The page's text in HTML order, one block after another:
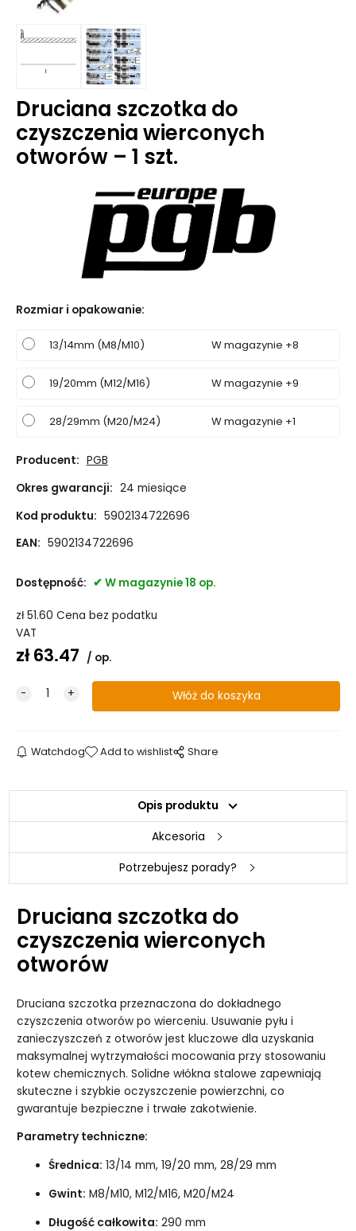
Druciana szczotka do
czyszczenia wierconych
otworów – 1 szt.
Rozmiar i opakowanie:
13/14mm (M8/M10) W magazynie +8
19/20mm (M12/M16) W magazynie +9
28/29mm (M20/M24) W magazynie +1
Producent: PGB
Okres gwarancji: 24 miesiące
Kod produktu: 5902134722696
EAN: 5902134722696
Dostępność: W magazynie 18 op.
zł51.60 Cena bez podatku
VAT
zł63.47 op.
Watchdog Add to wishlist Share
Opis produktu
Akcesoria
Potrzebujesz porady?
Druciana szczotka do
czyszczenia wierconych
otworów
Druciana szczotka przeznaczona do dokładnego
czyszczenia otworów po wierceniu. Usuwanie pyłu i
zanieczyszczeń z otworów jest kluczowe dla uzyskania
maksymalnej wytrzymałości mocowania przy stosowaniu
kotew chemicznych. Solidne włókna stalowe zapewniają
skuteczne i szybkie oczyszczenie powierzchni, co
gwarantuje bezpieczne i trwałe zakotwienie.
Parametry techniczne:
Średnica: 13/14 mm, 19/20 mm, 28/29 mm
Gwint: M8/M10, M12/M16, M20/M24
Długość całkowita: 290 mm